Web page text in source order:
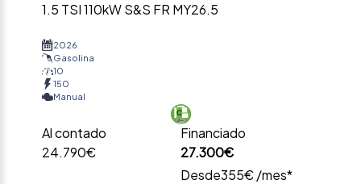
1.5 TSI 110kW S&S FR MY26.5
2026
Gasolina
10
150
Manual
Al contado
24.790€
Financiado
27.300€
Desde355€ /mes*